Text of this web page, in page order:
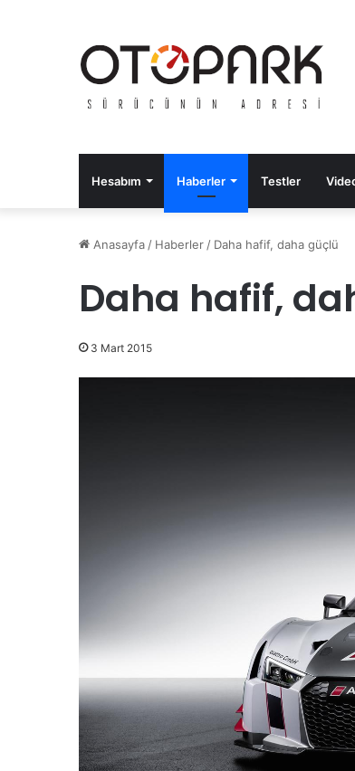
Hesabım Haberler Testler
Anasayfa / Haberler / Daha hafif, daha güçlü
Daha hafif,
3 Mart 2015